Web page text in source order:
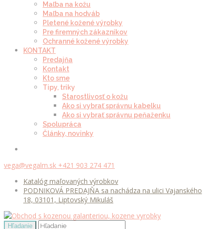
Maľba na kožu
Maľba na hodváb
Pletené kožené výrobky
Pre firemných zákazníkov
Ochranné kožené výrobky
KONTAKT
Predajňa
Kontakt
Kto sme
Tipy, triky
Starostlivosť o kožu
Ako si vybrať správnu kabelku
Ako si vybrať správnu peňaženku
Spolupráca
Články, novinky
vega@vegalm.sk +421 903 274 471
Katalóg maľovaných výrobkov
PODNIKOVÁ PREDAJŇA sa nachádza na ulici Vajanského
18, 03101, Liptovský Mikuláš